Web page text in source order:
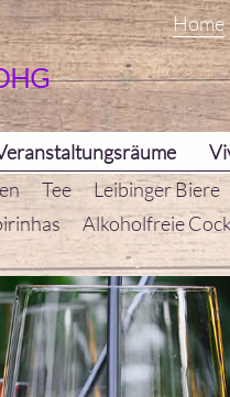
Home
Tee Leibinger Biere
Alkoholfreie